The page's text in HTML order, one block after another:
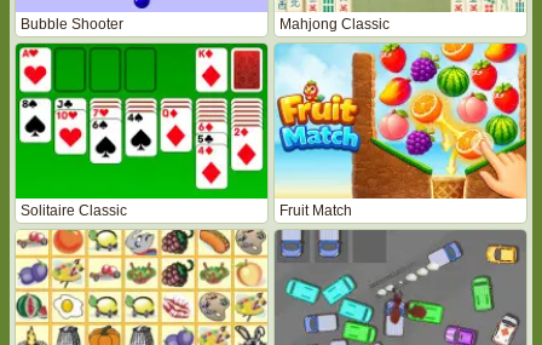
Bubble Shooter Mahjong Classic
Solitaire Classic Fruit Match